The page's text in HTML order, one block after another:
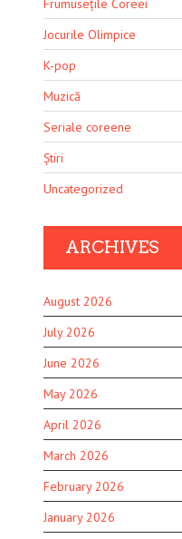
Frumusețile Coreei
Jocurile Olimpice
K-pop
Muzică
Seriale coreene
Știri
Uncategorized
ARCHIVES
August 2026
July 2026
June 2026
May 2026
April 2026
March 2026
February 2026
January 2026